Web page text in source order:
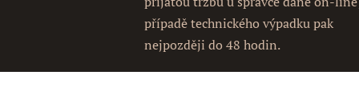
případě technického výpadku pak
nejpozději do 48 hodin.